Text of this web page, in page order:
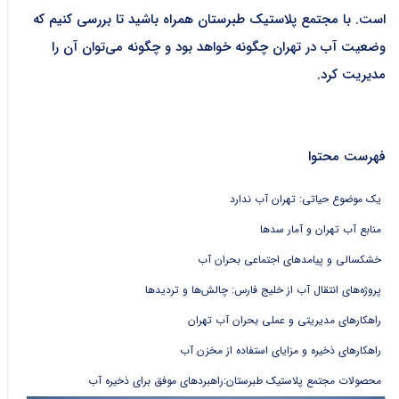
است.​ با مجتمع پلاستیک طبرستان همراه باشید تا بررسی کنیم که
وضعیت آب در تهران چگونه خواهد بود و چگونه می‌توان آن را
مدیریت کرد.
فهرست محتوا
یک موضوع حیاتی: تهران آب ندارد
منابع آب تهران و آمار سدها
خشکسالی و پیامدهای اجتماعی بحران آب
پروژه‌های انتقال آب از خلیج فارس: چالش‌ها و تردیدها
راهکارهای مدیریتی و عملی بحران آب تهران
راهکارهای ذخیره و مزایای استفاده از مخزن آب
محصولات مجتمع پلاستیک طبرستان:راهبردهای موفق برای ذخیره آب